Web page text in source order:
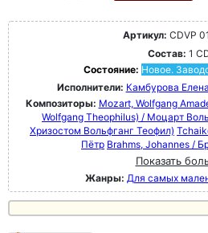
Артикул: CDVP
Состав: 1
Состояние: Новое.
Исполнители: Камбурова
Композиторы: Mozart, Wolfgang
Wolfgang Theophilus) / Моцарт
Хризостом Вольфганг Теофил)
Пётр Brahms, Johannes /
Показать
Жанры: Для самых